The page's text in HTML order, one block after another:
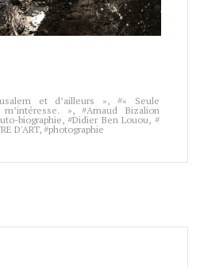
et d’ailleurs » , « Seule
» , Arnaud Bizalion
biographie , Didier Ben Louou ,
D'ART, photographie